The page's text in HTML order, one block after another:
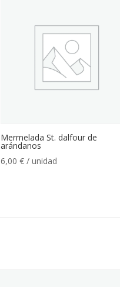
Mermelada St. dalfour de
arándanos
6,00 € / unidad